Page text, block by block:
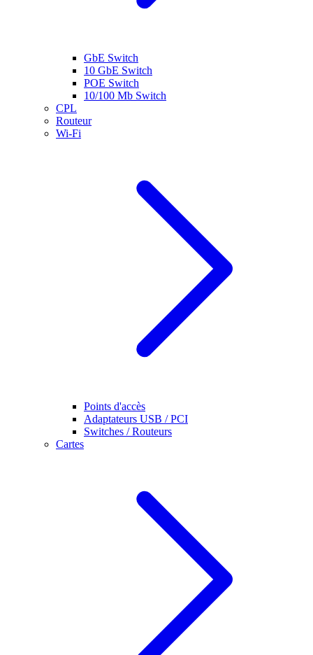
GbE Switch
10 GbE Switch
POE Switch
10/100 Mb Switch
CPL
Routeur
Wi-Fi
Points d'accès
Adaptateurs USB / PCI
Switches / Routeurs
Cartes